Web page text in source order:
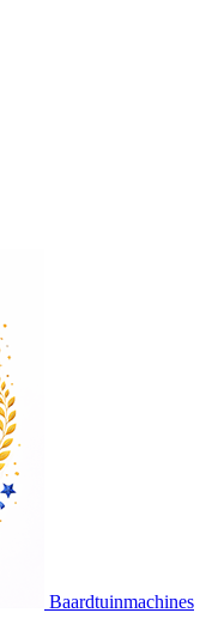
Baardtuinmachines